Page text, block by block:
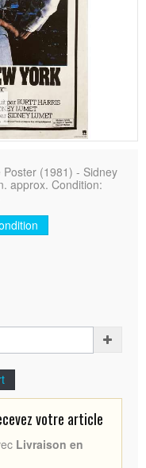
(1981) - Sidney
approx. Condition:
votre article
Livraison en